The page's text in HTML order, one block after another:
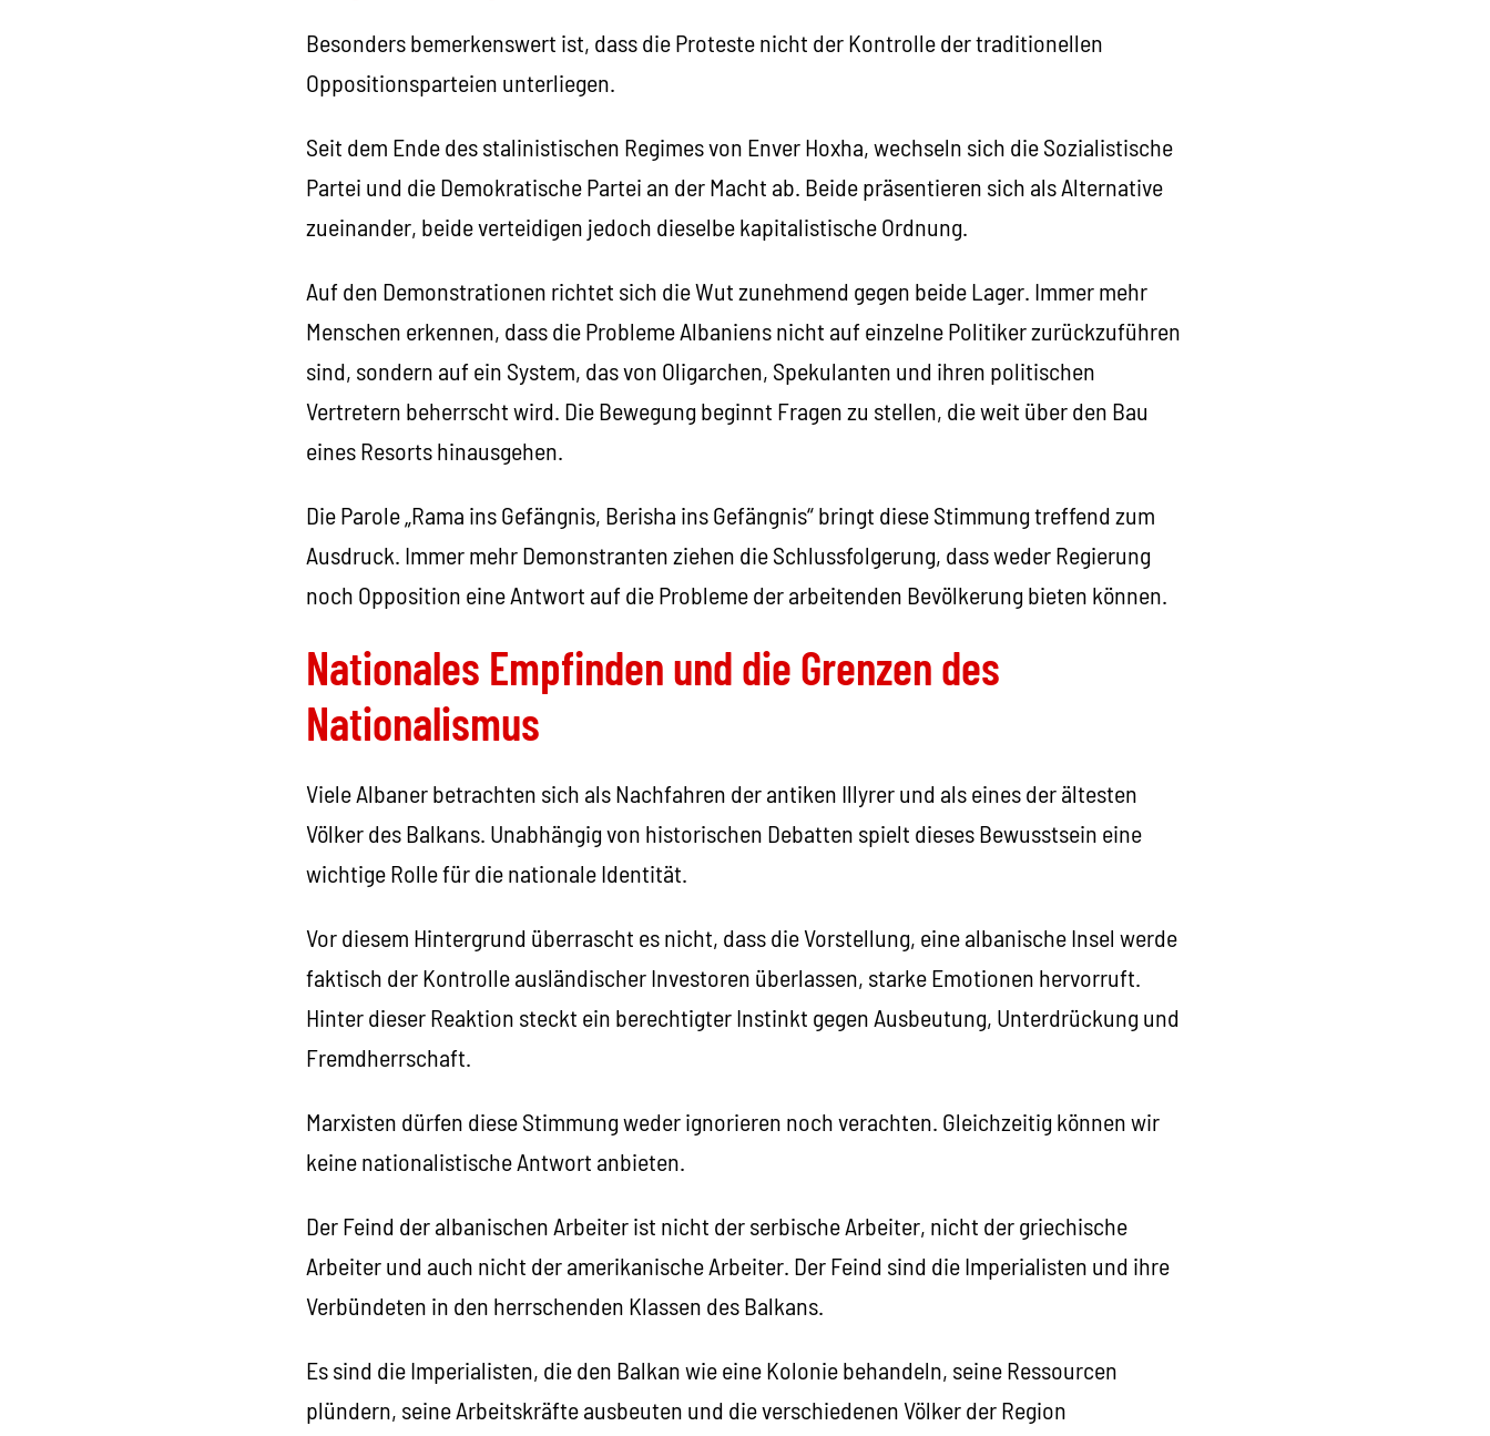
Besonders bemerkenswert ist, dass die Proteste nicht der Kontrolle der traditionellen
Oppositionsparteien unterliegen.
Seit dem Ende des stalinistischen Regimes von Enver Hoxha, wechseln sich die Sozialistische
Partei und die Demokratische Partei an der Macht ab. Beide präsentieren sich als Alternative
zueinander, beide verteidigen jedoch dieselbe kapitalistische Ordnung.
Auf den Demonstrationen richtet sich die Wut zunehmend gegen beide Lager. Immer mehr
Menschen erkennen, dass die Probleme Albaniens nicht auf einzelne Politiker zurückzuführen
sind, sondern auf ein System, das von Oligarchen, Spekulanten und ihren politischen
Vertretern beherrscht wird. Die Bewegung beginnt Fragen zu stellen, die weit über den Bau
eines Resorts hinausgehen.
Die Parole „Rama ins Gefängnis, Berisha ins Gefängnis“ bringt diese Stimmung treffend zum
Ausdruck. Immer mehr Demonstranten ziehen die Schlussfolgerung, dass weder Regierung
noch Opposition eine Antwort auf die Probleme der arbeitenden Bevölkerung bieten können.
Nationales Empfinden und die Grenzen des
Nationalismus
Viele Albaner betrachten sich als Nachfahren der antiken Illyrer und als eines der ältesten
Völker des Balkans. Unabhängig von historischen Debatten spielt dieses Bewusstsein eine
wichtige Rolle für die nationale Identität.
Vor diesem Hintergrund überrascht es nicht, dass die Vorstellung, eine albanische Insel werde
faktisch der Kontrolle ausländischer Investoren überlassen, starke Emotionen hervorruft.
Hinter dieser Reaktion steckt ein berechtigter Instinkt gegen Ausbeutung, Unterdrückung und
Fremdherrschaft.
Marxisten dürfen diese Stimmung weder ignorieren noch verachten. Gleichzeitig können wir
keine nationalistische Antwort anbieten.
Der Feind der albanischen Arbeiter ist nicht der serbische Arbeiter, nicht der griechische
Arbeiter und auch nicht der amerikanische Arbeiter. Der Feind sind die Imperialisten und ihre
Verbündeten in den herrschenden Klassen des Balkans.
Es sind die Imperialisten, die den Balkan wie eine Kolonie behandeln, seine Ressourcen
plündern, seine Arbeitskräfte ausbeuten und die verschiedenen Völker der Region